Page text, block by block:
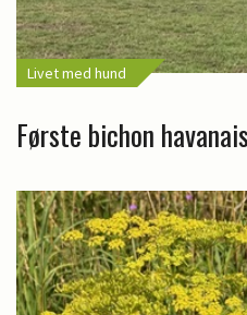
Livet med hund
Første bichon